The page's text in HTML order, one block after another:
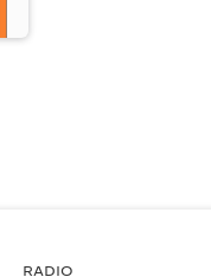
RADIO